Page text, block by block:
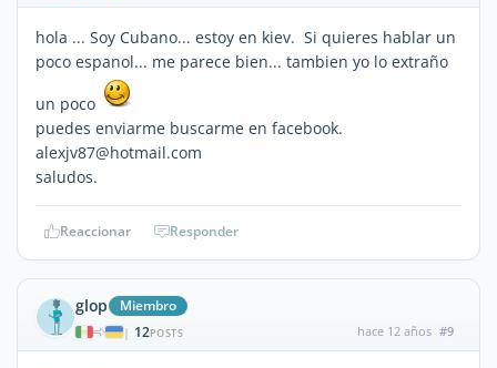
hola ... Soy Cubano... estoy en kiev. Si quieres hablar un
poco espanol... me parece bien... tambien yo lo extraño
un poco
puedes enviarme buscarme en facebook.
alexjv87@hotmail.com
saludos.
Reaccionar Responder
glop Miembro
| 12POSTS hace 12 años #9